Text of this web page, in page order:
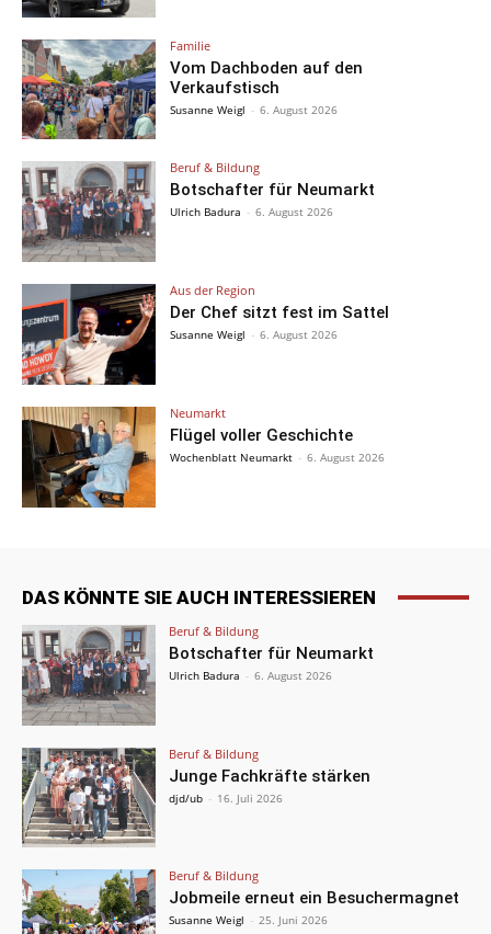
Familie
Vom Dachboden auf den
Verkaufstisch
Susanne Weigl - 6. August 2026
Beruf & Bildung
Botschafter für Neumarkt
Ulrich Badura - 6. August 2026
Aus der Region
Der Chef sitzt fest im Sattel
Susanne Weigl - 6. August 2026
Neumarkt
Flügel voller Geschichte
Wochenblatt Neumarkt - 6. August 2026
DAS KÖNNTE SIE AUCH INTERESSIEREN
Beruf & Bildung
Botschafter für Neumarkt
Ulrich Badura - 6. August 2026
Beruf & Bildung
Junge Fachkräfte stärken
djd/ub - 16. Juli 2026
Beruf & Bildung
Jobmeile erneut ein Besuchermagnet
Susanne Weigl - 25. Juni 2026